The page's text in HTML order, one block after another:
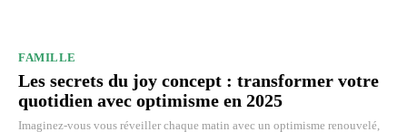
FAMILLE
Les secrets du joy concept : transformer votre
quotidien avec optimisme en 2025
Imaginez-vous vous réveiller chaque matin avec un optimisme renouvelé,